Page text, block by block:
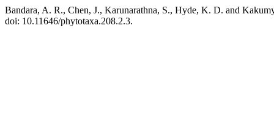
Bandara, A. R., Chen, J., Karunarathna, S., Hyde, K. D. and
doi: 10.11646/phytotaxa.208.2.3.